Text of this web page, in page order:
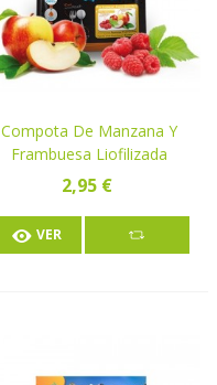
Compota De Manzana Y
Frambuesa Liofilizada
2,95 €
VER